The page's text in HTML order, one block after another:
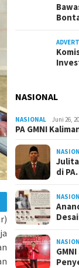
NASIONAL
NASIONAL Juni 26,
PA GMNI
di